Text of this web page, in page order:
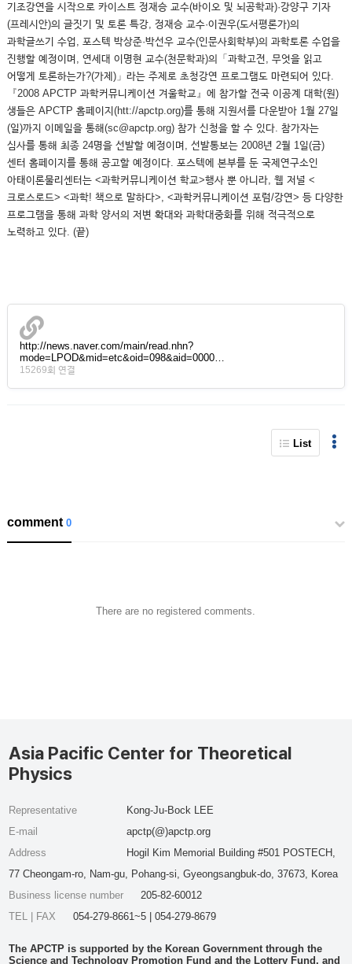
기조강연을 시작으로 카이스트 정재승 교수(바이오 및 뇌공학과)·강양구 기자
(프레시안)의 글짓기 및 토론 특강, 정재승 교수·이권우(도서평론가)의
과학글쓰기 수업, 포스텍 박상준·박선우 교수(인문사회학부)의 과학토론 수업을
진행할 예정이며, 연세대 이명현 교수(천문학과)의「과학고전, 무엇을 읽고
어떻게 토론하는가?(가제)」라는 주제로 초청강연 프로그램도 마련되어 있다.
『2008 APCTP 과학커뮤니케이션 겨울학교』에 참가할 전국 이공계 대학(원)
생들은 APCTP 홈페이지(htt://apctp.org)를 통해 지원서를 다운받아 1월 27일
(일)까지 이메일을 통해(sc@apctp.org) 참가 신청을 할 수 있다. 참가자는
심사를 통해 최종 24명을 선발할 예정이며, 선발통보는 2008년 2월 1일(금)
센터 홈페이지를 통해 공고할 예정이다. 포스텍에 본부를 둔 국제연구소인
아태이론물리센터는 <과학커뮤니케이션 학교>행사 뿐 아니라, 웹 저널 <
크로스로드> <과학! 책으로 말하다>, <과학커뮤니케이션 포럼/강연> 등 다양한
프로그램을 통해 과학 양서의 저변 확대와 과학대중화를 위해 적극적으로
노력하고 있다. (끝)
http://news.naver.com/main/read.nhn?
mode=LPOD&mid=etc&oid=098&aid=0000…
15269회 연결
List
comment0
There are no registered comments.
Asia Pacific Center for Theoretical
Physics
Representative
Kong-Ju-Bock LEE
E-mail
apctp(@)apctp.org
Address
Hogil Kim Memorial Building #501 POSTECH,
77 Cheongam-ro, Nam-gu, Pohang-si, Gyeongsangbuk-do, 37673, Korea
Business license number
205-82-60012
TEL | FAX
054-279-8661~5 | 054-279-8679
The APCTP is supported by the Korean Government through the
Science and Technology Promotion Fund and the Lottery Fund, and